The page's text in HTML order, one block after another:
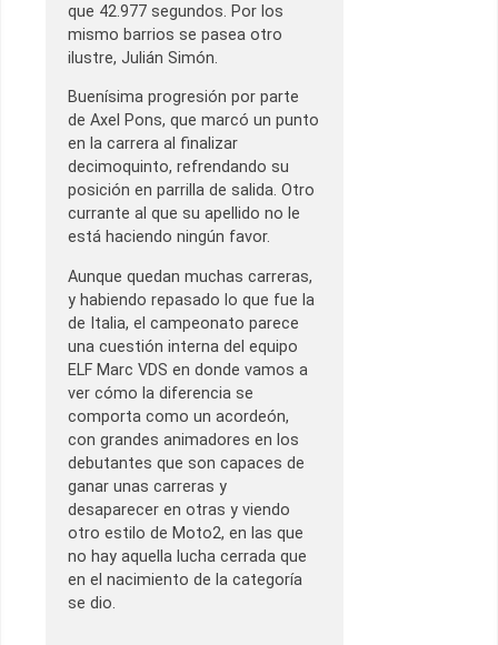
que 42.977 segundos. Por los
mismo barrios se pasea otro
ilustre, Julián Simón.
Buenísima progresión por parte
de Axel Pons, que marcó un punto
en la carrera al finalizar
decimoquinto, refrendando su
posición en parrilla de salida. Otro
currante al que su apellido no le
está haciendo ningún favor.
Aunque quedan muchas carreras,
y habiendo repasado lo que fue la
de Italia, el campeonato parece
una cuestión interna del equipo
ELF Marc VDS en donde vamos a
ver cómo la diferencia se
comporta como un acordeón,
con grandes animadores en los
debutantes que son capaces de
ganar unas carreras y
desaparecer en otras y viendo
otro estilo de Moto2, en las que
no hay aquella lucha cerrada que
en el nacimiento de la categoría
se dio.